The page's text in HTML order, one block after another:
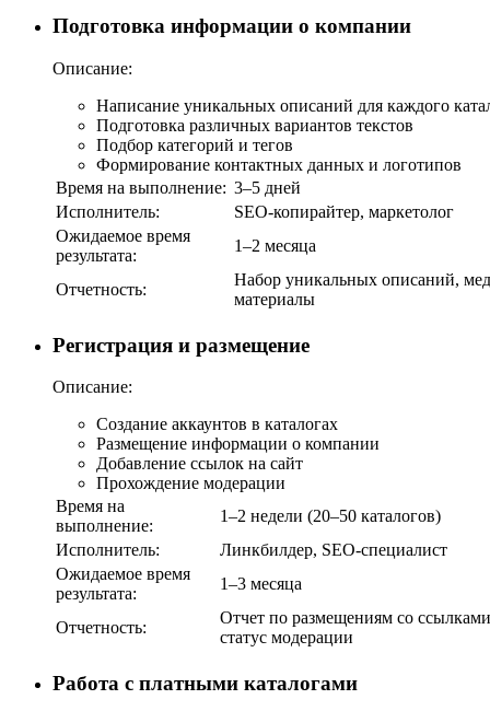
Подготовка информации о компании
Описание:
Написание уникальных описаний для каждого
Подготовка различных вариантов текстов
Подбор категорий и тегов
Формирование контактных данных и логотипов
Время на выполнение: 3–5 дней
Исполнитель:
SEO-копирайтер, маркетолог
Ожидаемое время
результата:
1–2 месяца
Отчетность:
Набор уникальных описаний,
материалы
Регистрация и размещение
Описание:
Создание аккаунтов в каталогах
Размещение информации о компании
Добавление ссылок на сайт
Прохождение модерации
Время на
выполнение:
1–2 недели (20–50 каталогов)
Исполнитель:
Линкбилдер, SEO-специалист
Ожидаемое время
результата:
1–3 месяца
Отчетность:
Отчет по размещениям со
статус модерации
Работа с платными каталогами